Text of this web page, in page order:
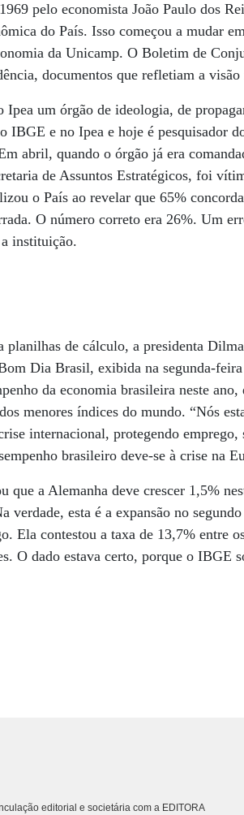
pelo economista João Paulo dos
do País. Isso começou a mudar
da Unicamp. O Boletim de
documentos que refletiam a
Ipea um órgão de ideologia, de
IBGE e no Ipea e hoje é pesquisador
abril, quando o órgão já era
de Assuntos Estratégicos, foi
o País ao revelar que 65%
O número correto era 26%. Um
instituição.
planilhas de cálculo, a presidenta
Dia Brasil, exibida na segunda-
da economia brasileira neste
menores índices do mundo. “Nós
internacional, protegendo
brasileiro deve-se à crise na
que a Alemanha deve crescer 1,5%
verdade, esta é a expansão no
Ela contestou a taxa de 13,7% entre
O dado estava certo, porque o IBGE
editorial e societária com a EDITORA